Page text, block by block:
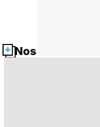
Nos fiches santé